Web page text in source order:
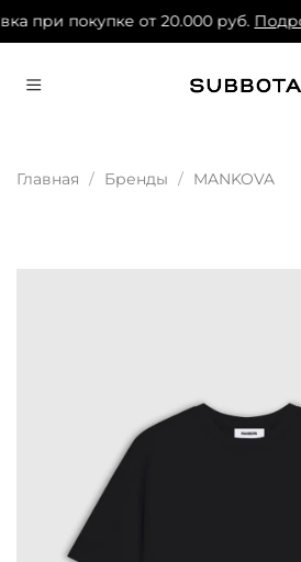
при покупке от 20.000 руб.
Главная Бренды MANKOVA